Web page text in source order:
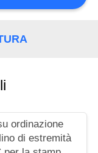
ordinazione
di estremità